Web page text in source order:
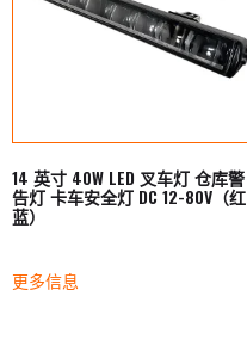
14 英寸 40W LED 叉车灯 仓库警
告灯 卡车安全灯 DC 12-80V（红
蓝）
更多信息